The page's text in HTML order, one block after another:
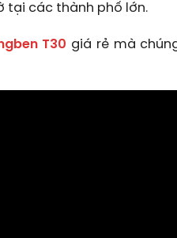
tại các thành phố lớn.
T30 giá rẻ mà